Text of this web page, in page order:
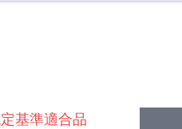
基準適合品